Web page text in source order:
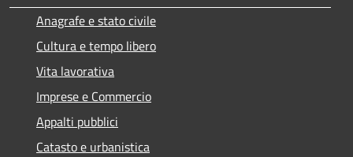
Anagrafe e stato civile
Cultura e tempo libero
Vita lavorativa
Imprese e Commercio
Appalti pubblici
Catasto e urbanistica